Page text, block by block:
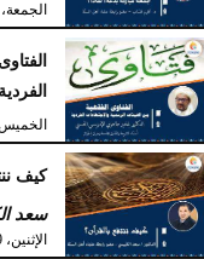
الجمعة، 4 مارس 2022
الفردية
الخميس، 30 ديسمبر
كيف
سعد
الإثنين، 29 نوفمبر 2021